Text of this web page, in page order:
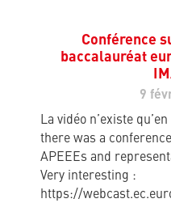
Conférence
baccalauréat
9
La vidéo n’existe
there was a
APEEEs and
Very interesting :
https://